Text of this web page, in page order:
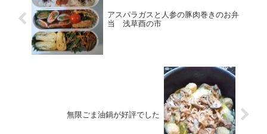
アスパラガスと人参の豚肉巻きのお弁
当 浅草酉の市
無限ごま油鍋が好評でした